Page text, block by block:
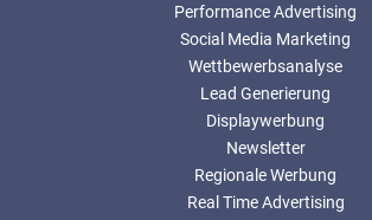
Performance Advertising
Social Media Marketing
Wettbewerbsanalyse
Lead Generierung
Displaywerbung
Newsletter
Regionale Werbung
Real Time Advertising